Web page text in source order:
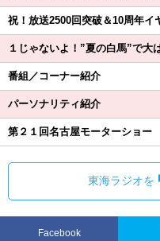
祝！放送2500回突破＆10周年
１じゃないよ！”夏の白馬”で大
番組／コーナー紹介
パーソナリティ紹介
第２１回名古屋モーターショー
東海ラジオを
Facebook